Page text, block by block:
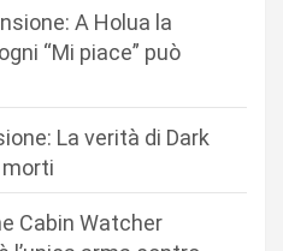
A Holua la
“Mi piace” può
La verità di Dark
Cabin Watcher